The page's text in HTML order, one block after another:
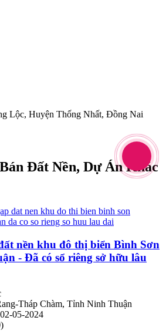
Lộc, Huyện Thống Nhất, Đồng Nai
Đất Nền, Dự Án Khác
nền khu đô thị biển Bình Sơn
- Đã có sổ riêng sở hữu lâu
Tháp Chàm, Tỉnh Ninh Thuận
02-05-2024